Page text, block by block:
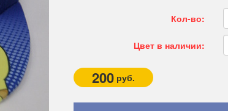
Кол-во:
Цвет в наличии:
200 руб.